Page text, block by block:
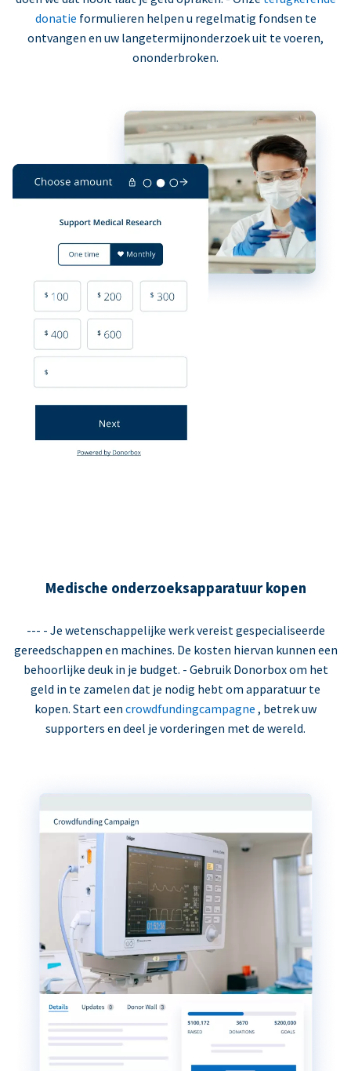
donatie formulieren helpen u regelmatig fondsen te
ontvangen en uw langetermijnonderzoek uit te voeren,
ononderbroken.
Medische onderzoeksapparatuur kopen
--- - Je wetenschappelijke werk vereist gespecialiseerde
gereedschappen en machines. De kosten hiervan kunnen een
behoorlijke deuk in je budget. - Gebruik Donorbox om het
geld in te zamelen dat je nodig hebt om apparatuur te
kopen. Start een crowdfundingcampagne , betrek uw
supporters en deel je vorderingen met de wereld.